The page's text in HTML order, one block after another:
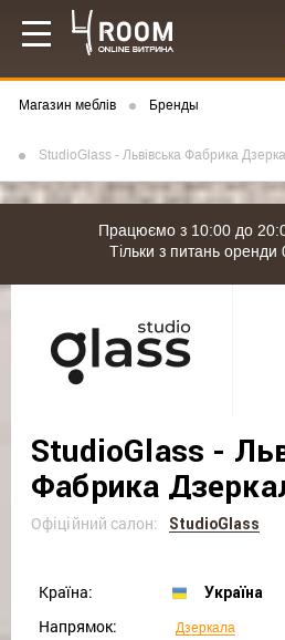
Магазин меблів Бренды
StudioGlass - Львівська Фабрика
Працюємо з 10:00 до
Тільки з питань
StudioGlass -
Фабрика
Офіційний салон: StudioGlass
Країна: Україна
Напрямок: Дзеркала